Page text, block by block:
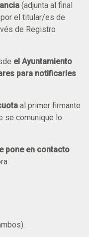
(adjunta al final
el titular/es de
de Registro
el Ayuntamiento
para notificarles
al primer firmante
se comunique lo
pone en contacto